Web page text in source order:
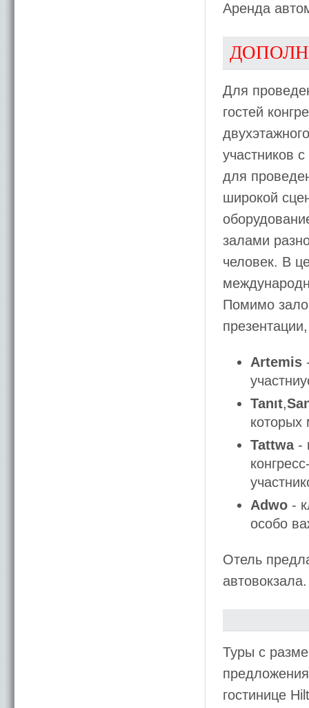
Аренда
Для
гостей
участников
для
широкой
залами
человек. В
Помимо
Artemis
Tanıt,
которых
Tattwa-
Adwo -
особо
Отель
автовокзала.
Туры с
гостинице